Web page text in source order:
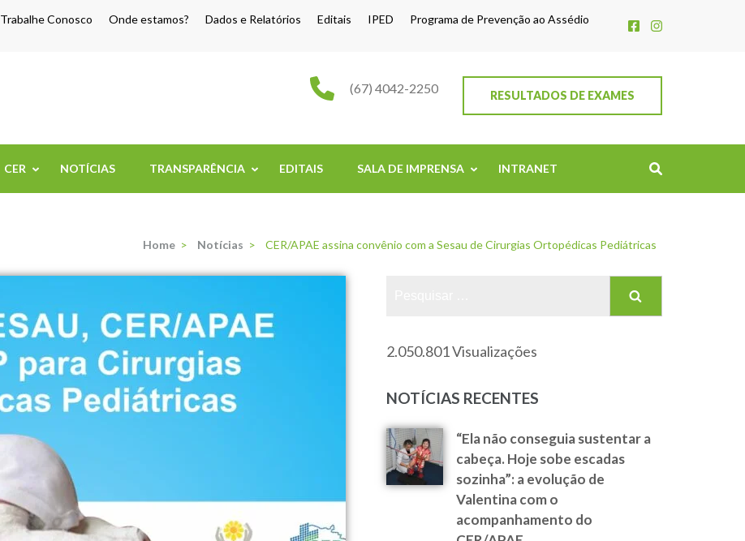
Trabalhe Conosco Onde estamos? Dados e Relatórios Editais IPED
Programa de Prevenção ao Assédio
RESULTADOS DE EXAMES
(67) 4042-2250
CER NOTÍCIAS TRANSPARÊNCIA EDITAIS SALA DE IMPRENSA INTRANET
Home > Notícias > CER/APAE assina convênio com a Sesau de Cirurgias Ortopédicas Pediátricas
2.050.801 Visualizações
NOTÍCIAS RECENTES
“Ela não conseguia sustentar a
cabeça. Hoje sobe escadas
sozinha”: a evolução de
Valentina com o
acompanhamento do